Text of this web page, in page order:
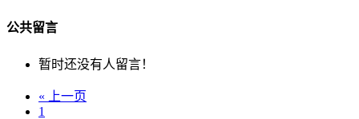
公共留言
暂时还没有人留言！
« 上一页
1